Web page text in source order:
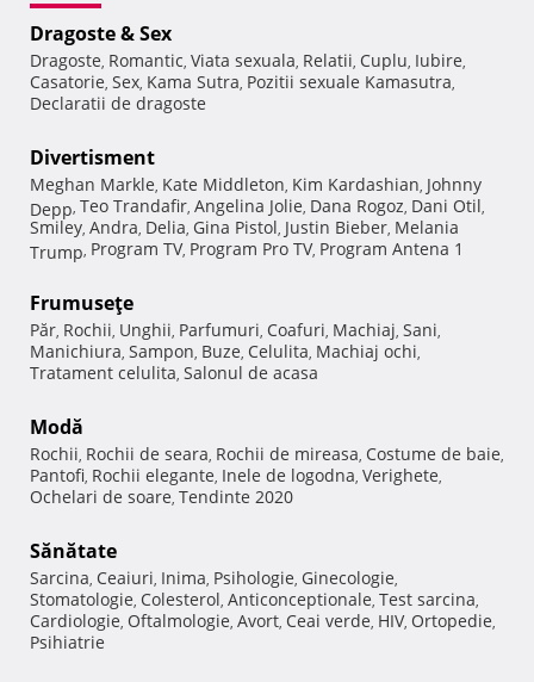
Dragoste & Sex
Dragoste, Romantic, Viata sexuala, Relatii, Cuplu, Iubire,
Casatorie, Sex, Kama Sutra, Pozitii sexuale Kamasutra,
Declaratii de dragoste
Divertisment
Meghan Markle, Kate Middleton, Kim Kardashian, Johnny
Depp, Teo Trandafir, Angelina Jolie, Dana Rogoz, Dani Otil,
Smiley, Andra, Delia, Gina Pistol, Justin Bieber, Melania
Trump, Program TV, Program Pro TV, Program Antena 1
Frumuseţe
Păr, Rochii, Unghii, Parfumuri, Coafuri, Machiaj, Sani,
Manichiura, Sampon, Buze, Celulita, Machiaj ochi,
Tratament celulita, Salonul de acasa
Modă
Rochii, Rochii de seara, Rochii de mireasa, Costume de baie,
Pantofi, Rochii elegante, Inele de logodna, Verighete,
Ochelari de soare, Tendinte 2020
Sănătate
Sarcina, Ceaiuri, Inima, Psihologie, Ginecologie,
Stomatologie, Colesterol, Anticonceptionale, Test sarcina,
Cardiologie, Oftalmologie, Avort, Ceai verde, HIV, Ortopedie,
Psihiatrie